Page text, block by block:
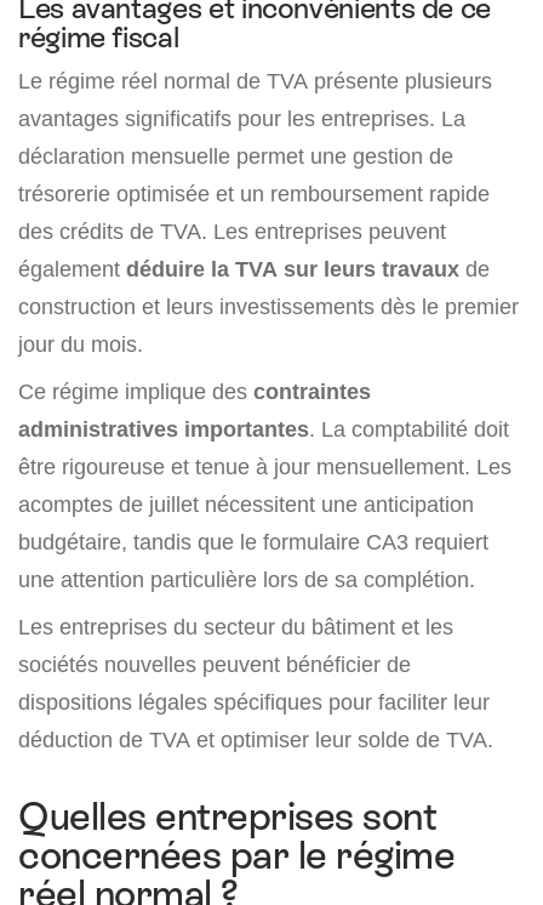
Les avantages et inconvénients de ce
régime fiscal
Le régime réel normal de TVA présente plusieurs
avantages significatifs pour les entreprises. La
déclaration mensuelle permet une gestion de
trésorerie optimisée et un remboursement rapide
des crédits de TVA. Les entreprises peuvent
également déduire la TVA sur leurs travaux de
construction et leurs investissements dès le premier
jour du mois.
Ce régime implique des contraintes
administratives importantes. La comptabilité doit
être rigoureuse et tenue à jour mensuellement. Les
acomptes de juillet nécessitent une anticipation
budgétaire, tandis que le formulaire CA3 requiert
une attention particulière lors de sa complétion.
Les entreprises du secteur du bâtiment et les
sociétés nouvelles peuvent bénéficier de
dispositions légales spécifiques pour faciliter leur
déduction de TVA et optimiser leur solde de TVA.
Quelles entreprises sont
concernées par le régime
réel normal ?